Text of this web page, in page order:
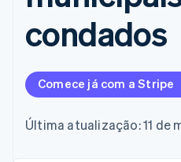
de 125
Boost
Otimizações
Link
Checkout
contábil
Stripe
Data
de
Gestão dos
Plataformas
Por setor
Gerenciar
Ofereça
uso
stablecoins
Provisione e
Plano de
produto
Conferência
Carreiras
Sala de
condados
Comece já com a Stripe
Última atualização: 11 de